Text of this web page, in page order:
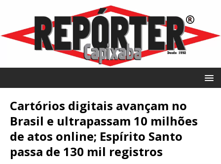
Cartórios digitais avançam no
Brasil e ultrapassam 10 milhões
de atos online; Espírito Santo
passa de 130 mil registros